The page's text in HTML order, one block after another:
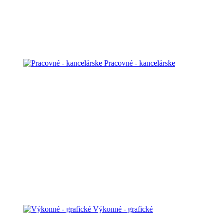
Pracovné - kancelárske
Výkonné - grafické